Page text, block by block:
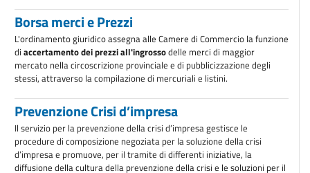
Borsa merci e Prezzi
L'ordinamento giuridico assegna alle Camere di Commercio la funzione
di accertamento dei prezzi all'ingrossodelle merci di maggior
mercato nella circoscrizione provinciale e di pubblicizzazione degli
stessi, attraverso la compilazione di mercuriali e listini.
Prevenzione Crisi d’impresa
Il servizio per la prevenzione della crisi d’impresa gestisce le
procedure di composizione negoziata per la soluzione della crisi
d’impresa e promuove, per il tramite di differenti iniziative, la
diffusione della cultura della prevenzione della crisi e le soluzioni per il